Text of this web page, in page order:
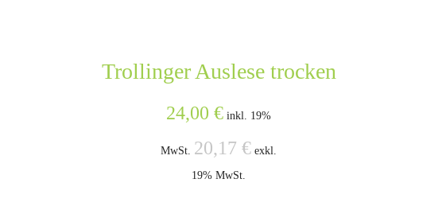
Trollinger Auslese trocken
24,00€ inkl. 19%
MwSt. 20,17€ exkl.
19% MwSt.